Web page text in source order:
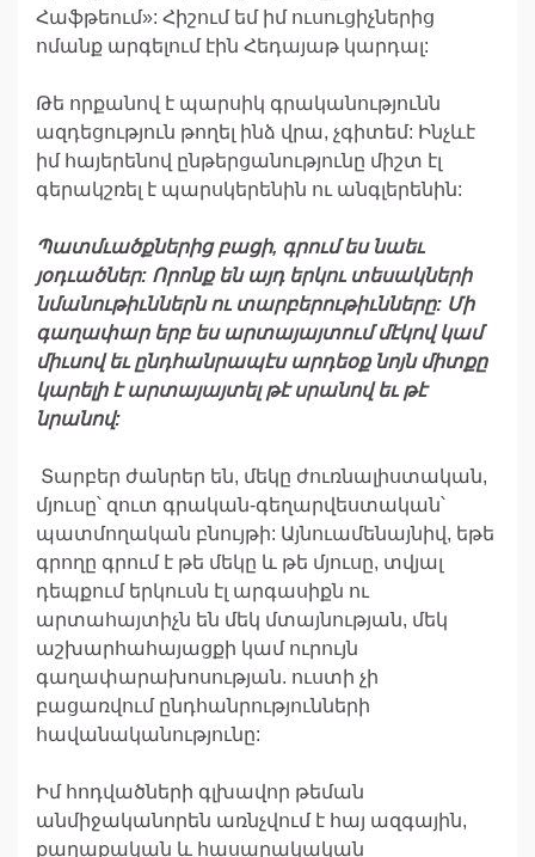
Հաֆթեում»: Հիշում եմ իմ ուսուցիչներից
ոմանք արգելում էին Հեդայաթ կարդալ:
Թե որքանով է պարսիկ գրականությունն
ազդեցություն թողել ինձ վրա, չգիտեմ: Ինչևէ
իմ հայերենով ընթերցանությունը միշտ էլ
գերակշռել է պարսկերենին ու անգլերենին:
Պատմւածքներից բացի, գրում ես նաեւ
յօդւածներ: Որոնք են այդ երկու տեսակների
նմանութիւններն ու տարբերութիւնները: Մի
գաղափար երբ ես արտայայտում մէկով կամ
միւսով եւ ընդհանրապէս արդեօք նոյն միտքը
կարելի է արտայայտել թէ սրանով եւ թէ
նրանով:
Տարբեր ժանրեր են, մեկը ժուռնալիստական,
մյուսը՝ զուտ գրական-գեղարվեստական՝
պատմողական բնույթի: Այնուամենայնիվ, եթե
գրողը գրում է թե մեկը և թե մյուսը, տվյալ
դեպքում երկուսն էլ արգասիքն ու
արտահայտիչն են մեկ մտայնության, մեկ
աշխարհահայացքի կամ ուրույն
գաղափարախոսության. ուստի չի
բացառվում ընդհանրությունների
հավանականությունը:
Իմ հոդվածների գլխավոր թեման
անմիջականորեն առնչվում է հայ ազգային,
քաղաքական և հասարակական